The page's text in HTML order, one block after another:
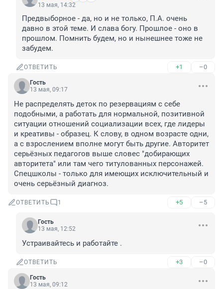
13 мая, 14:32
Предвыборное - да, но и не только, П.А. очень
давно в этой теме. И слава богу. Прошлое - оно в
прошлом. Помнить будем, но и нынешнее тоже не
забудем.
ОТВЕТИТЬ +1 –0
Гость
13 мая, 09:17
Не распределять деток по резервациям с себе
подобными, а работать для нормальной, позитивной
ситуации отношений социализации всех, где лидеры
и креативы - образец. К слову, в одном возрасте одни,
а с взрослением вполне могут быть другие. Авторитет
серьёзных педагогов выше словес "добирающих
авторитета" или там чего титулованных персонажей.
Спецшколы - только для имеющих исключительный и
очень серьёзный диагноз.
ОТВЕТИТЬ 1 +5 –5
Гость
13 мая, 12:52
Устраивайтесь и работайте .
ОТВЕТИТЬ +3 –0
Гость
13 мая, 09:12